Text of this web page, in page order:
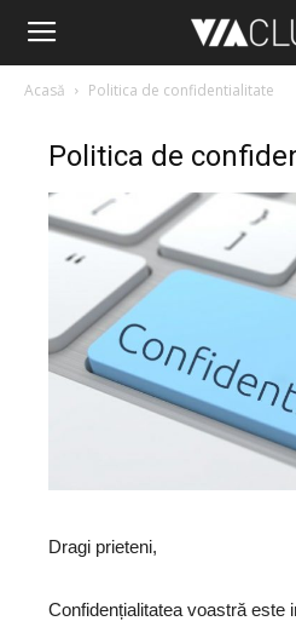
Acasă Politica de confidentialitate
Politica de
Dragi prieteni,
Confidențialitatea voastră este